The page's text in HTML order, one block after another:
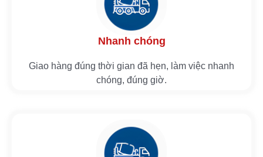
Nhanh chóng
Giao hàng đúng thời gian đã hẹn, làm việc nhanh
chóng, đúng giờ.